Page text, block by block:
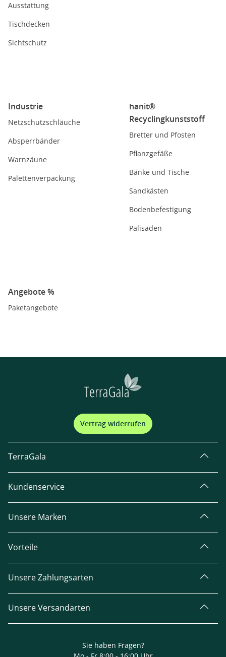
Ausstattung
Tischdecken
Sichtschutz
Industrie
Netzschutzschläuche
Absperrbänder
Warnzäune
Palettenverpackung
hanit®
Recyclingkunststoff
Bretter und Pfosten
Pflanzgefäße
Bänke und Tische
Sandkästen
Bodenbefestigung
Palisaden
Angebote %
Paketangebote
Vertrag widerrufen
TerraGala
Kundenservice
Unsere Marken
Vorteile
Unsere Zahlungsarten
Unsere Versandarten
Sie haben Fragen?